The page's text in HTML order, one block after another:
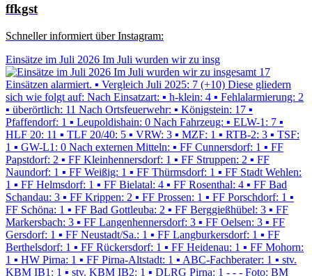
ffkgst
Schneller informiert über Instagram:
Einsätze im Juli 2026 Im Juli wurden wir zu insg